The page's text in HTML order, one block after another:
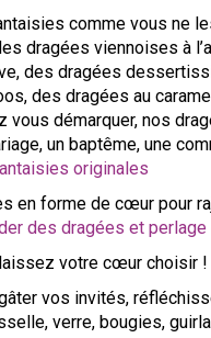
comme vous ne
dragées viennoises à
des dragées
des dragées au
vous démarquer, nos
un baptême, une
originales
en forme de cœur pour
des dragées et
votre cœur choisir !
vos invités,
verre, bougies,